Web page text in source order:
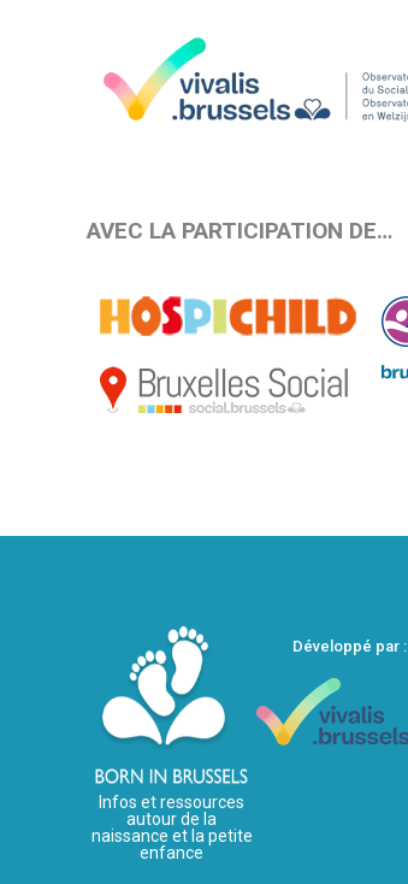
AVEC LA PARTICIPATION DE…
Infos et ressources
autour de la
naissance et la petite
enfance
Développé par :